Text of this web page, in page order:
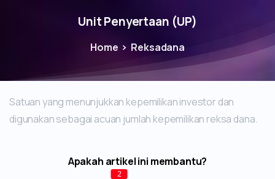
Unit Penyertaan (UP)
Home Reksadana
Satuan yang menunjukkan kepemilikan investor dan
digunakan sebagai acuan jumlah kepemilikan reksa dana.
Apakah artikel ini membantu?
2